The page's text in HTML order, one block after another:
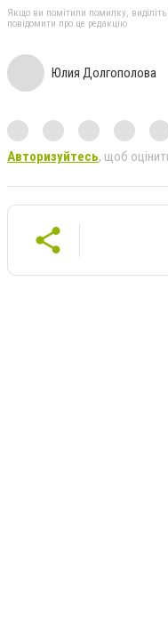
Якщо ви помітили помилку, виділіть
повідомити про це редакцію
Юлия Долгополова
Авторизуйтесь, щоб